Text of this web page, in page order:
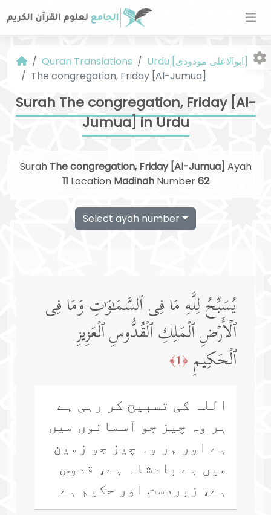
Quran Translations
Urdu [ابوالاعلی مودودی]
The congregation, Friday [Al-Jumua]
Surah The congregation, Friday [Al-
Jumua] in Urdu
Surah The congregation, Friday [Al-Jumua] Ayah
11 Location MadinahNumber62
Select ayah number
یُسَبِّحُ لِلَّهِ مَا فِی ٱلسَّمَـٰوَ ٰ⁠تِ وَمَا فِی
ٱلۡأَرۡضِ ٱلۡمَلِكِ ٱلۡقُدُّوسِ ٱلۡعَزِیزِ
ٱلۡحَكِیمِ ﴿1﴾
اللہ کی تسبیح کر رہی ہے
ہر وہ چیز جو آسمانوں میں
ہے اور ہر وہ چیز جو زمین
میں ہے بادشاہ ہے، قدوس
ہے، زبردست اور حکیم ہے